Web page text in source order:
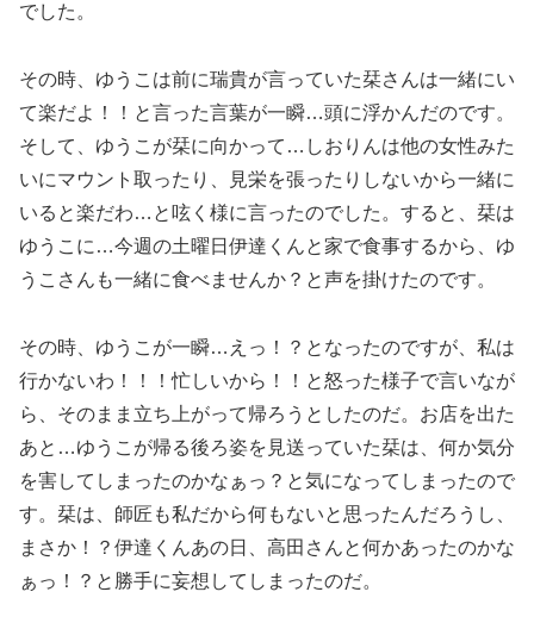
でした。
その時、ゆうこは前に瑞貴が言っていた栞さんは一緒にい
て楽だよ！！と言った言葉が一瞬…頭に浮かんだのです。
そして、ゆうこが栞に向かって…しおりんは他の女性みた
いにマウント取ったり、見栄を張ったりしないから一緒に
いると楽だわ…と呟く様に言ったのでした。すると、栞は
ゆうこに…今週の土曜日伊達くんと家で食事するから、ゆ
うこさんも一緒に食べませんか？と声を掛けたのです。
その時、ゆうこが一瞬…えっ！？となったのですが、私は
行かないわ！！！忙しいから！！と怒った様子で言いなが
ら、そのまま立ち上がって帰ろうとしたのだ。お店を出た
あと…ゆうこが帰る後ろ姿を見送っていた栞は、何か気分
を害してしまったのかなぁっ？と気になってしまったので
す。栞は、師匠も私だから何もないと思ったんだろうし、
まさか！？伊達くんあの日、高田さんと何かあったのかな
ぁっ！？と勝手に妄想してしまったのだ。